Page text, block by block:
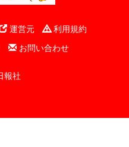
運営元
利用規約
お問い合わせ
報社